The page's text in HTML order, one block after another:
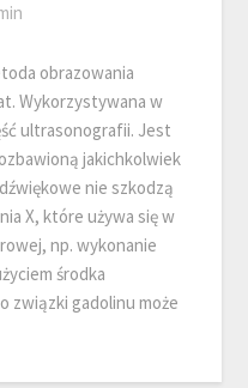
obrazowania
Wykorzystywana w
ultrasonografii. Jest
jakichkolwiek
nie szkodzą
X, które używa się w
np. wykonanie
środka
związki gadolinu może